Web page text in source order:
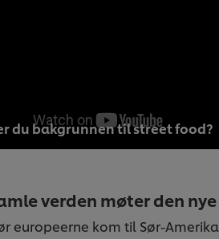
du bakgrunnen til street food?
verden møter den nye
europeerne kom til Sør-